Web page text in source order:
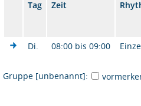
Tag Zeit
Di. 08:00 bis 09:00
Gruppe [unbenannt]: